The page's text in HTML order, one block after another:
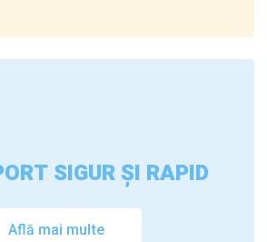
SIGUR ȘI RAPID
Află mai multe